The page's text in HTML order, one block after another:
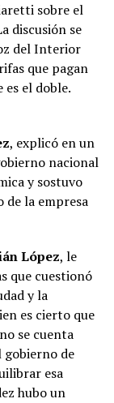
sobre el
discusión se
del Interior
que pagan
es el doble.
, explicó en un
nacional
y sostuvo
de la empresa
López, le
que cuestionó
y la
es cierto que
se cuenta
de
esa
hubo un